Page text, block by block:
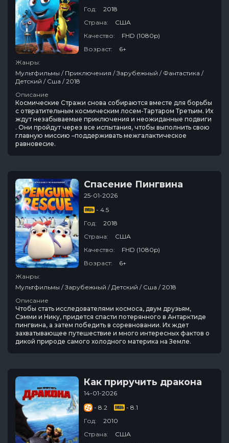
Год:
2018
Страна:
США
Качество:
FHD (1080p)
Возраст:
6+
Жанры:
Мультфильмы / Приключения / Зарубежный / Фантастика /
Детский / Сша / 2018
Описание
Космические Стражи снова собираются вместе для борьбы
с отвратительным космическим лосем-Тартаром Третьим. Их
ждут незабываемые приключения и неожиданные подвиги
. Они пройдут через все испытания, чтобы выполнить свою
главную миссию –поддерживать межгалактическое
равновесие.
Спасение Пингвина
25-01-2026
- 4.5
Год:
2018
Страна:
США
Качество:
FHD (1080p)
Возраст:
6+
Жанры:
Мультфильмы / Зарубежный / Детский / Сша / 2018
Описание
Чтобы стать исследователями космоса, двум друзьям,
Сэмми и Нику, придется спасти потерянного в Антарктиде
пингвина, а затем победить в соревновании. Их ждет
захватывающее путешествие и много интересных фактов о
дикой природе самого холодного материка на Земле.
Как приручить дракона
14-01-2026
- 8.2
- 8.1
Год:
2010
Страна:
США